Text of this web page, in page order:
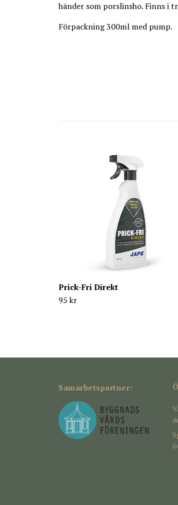
händer som porslinsho. Finns i
Förpackning 300ml med pump.
Prick-Fri Direkt
95 kr
Samarbetspartner: